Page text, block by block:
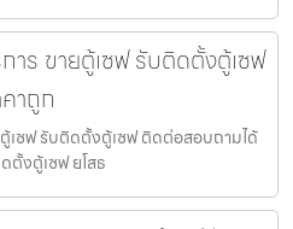
าร ขายตู้เซฟ รับติดตั้งตู้เซฟ
าถูก
เซฟ รับติดตั้งตู้เซฟ ติดต่อสอบถามได้
ตั้งตู้เซฟ ยโสธ